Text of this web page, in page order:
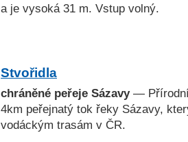
a je vysoká 31 m. Vstup volný.
Stvořidla
chráněné peřeje Sázavy— Přírodní
4km peřejnatý tok řeky Sázavy,
vodáckým trasám v ČR.